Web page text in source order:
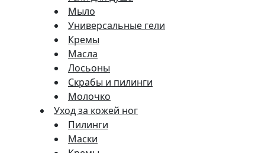
Мыло
Универсальные гели
Кремы
Масла
Лосьоны
Скрабы и пилинги
Молочко
Уход за кожей ног
Пилинги
Маски